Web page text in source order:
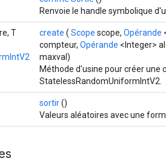
Renvoie le handle symbolique
T
create ( Scope scope, Opérande
compteur, Opérande <Integer>
maxval)
Méthode d'usine pour créer une
StatelessRandomUniformIntV2.
sortir()
Valeurs aléatoires avec une